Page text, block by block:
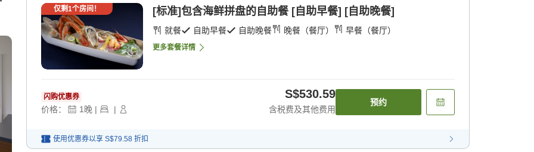
仅剩1个房间！ [标准]包含海鲜拼盘的自助餐 [自助早餐] [自助晚餐]
就餐 自助早餐 自助晚餐 晚餐（餐厅） 早餐（餐厅）
更多套餐详情
闪购优惠券
价格： 1晚 | |
S$530.59
含税费及其他费用
预约
使用优惠券以享 S$79.58 折扣